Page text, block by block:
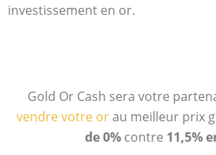
investissement en or.
Gold Or Cash sera votre
vendre votre orau meilleur prix
de 0% contre 11,5%